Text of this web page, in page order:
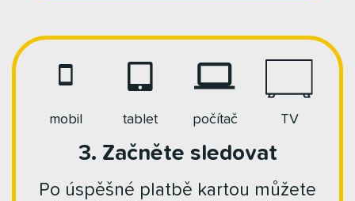
mobil tablet počítač TV
3. Začněte sledovat
Po úspěšné platbě kartou můžete